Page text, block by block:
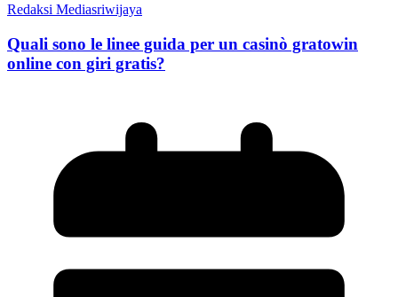
Redaksi Mediasriwijaya
Quali sono le linee guida per un casinò gratowin
online con giri gratis?